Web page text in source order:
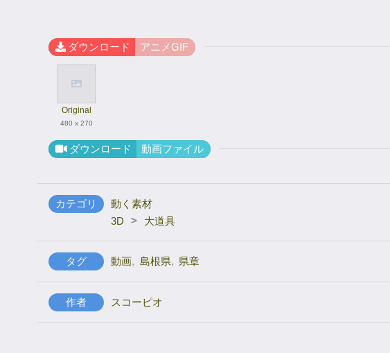
ダウンロード アニメGIF
Original
480 x 270
ダウンロード 動画ファイル
カテゴリ
動く素材
3D
> 大道具
タグ 動画, 島根県, 県章
作者 スコーピオ